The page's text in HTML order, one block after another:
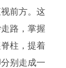
前方。这
路，掌握
柱，提着
别走成一